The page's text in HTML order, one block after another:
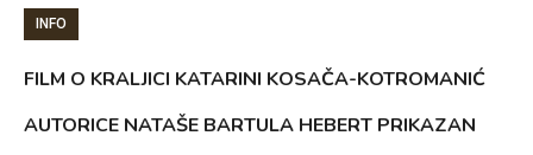
INFO
FILM O KRALJICI KATARINI KOSAČA-KOTROMANIĆ
AUTORICE NATAŠE BARTULA HEBERT PRIKAZAN